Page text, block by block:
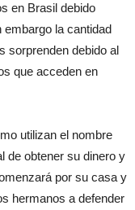
en Brasil debido
la cantidad
sorprenden debido al
que acceden en
utilizan el nombre
de obtener su dinero y
por su casa y
hermanos a defender